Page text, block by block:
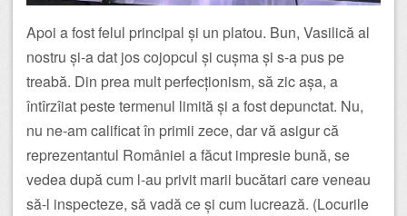
Apoi a fost felul principal și un platou. Bun, Vasilică al
nostru și-a dat jos cojopcul și cușma și s-a pus pe
treabă. Din prea mult perfecționism, să zic așa, a
întîrzîiat peste termenul limită și a fost depunctat. Nu,
nu ne-am calificat în primii zece, dar vă asigur că
reprezentantul României a făcut impresie bună, se
vedea după cum l-au privit marii bucătari care veneau
să-l inspecteze, să vadă ce și cum lucrează. (Locurile